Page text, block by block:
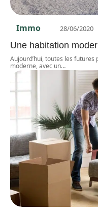
Immo 28/06/2020
Une habitation
Aujourd’hui, toutes les
moderne, avec un…